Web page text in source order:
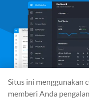
Situs ini menggunakan
memberi Anda